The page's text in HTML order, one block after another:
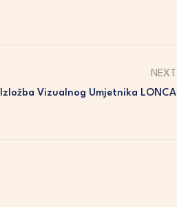
NEXT
Izložba Vizualnog Umjetnika LONCA